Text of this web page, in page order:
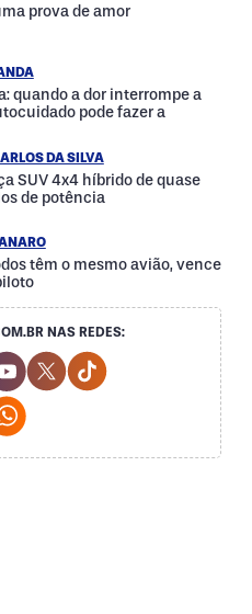
prova de amor
quando a dor interrompe a
pode fazer a
DA SILVA
SUV 4x4 híbrido de quase
de potência
têm o mesmo avião, vence
NAS REDES:
Social Media
Social Media
Youtube Social Media
Twitter Social Media
Tiktok Social